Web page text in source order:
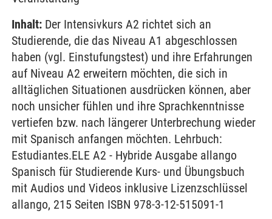
Inhalt: Der Intensivkurs A2 richtet sich an
Studierende, die das Niveau A1 abgeschlossen
haben (vgl. Einstufungstest) und ihre Erfahrungen
auf Niveau A2 erweitern möchten, die sich in
alltäglichen Situationen ausdrücken können, aber
noch unsicher fühlen und ihre Sprachkenntnisse
vertiefen bzw. nach längerer Unterbrechung wieder
mit Spanisch anfangen möchten. Lehrbuch:
Estudiantes.ELE A2 - Hybride Ausgabe allango
Spanisch für Studierende Kurs- und Übungsbuch
mit Audios und Videos inklusive Lizenzschlüssel
allango, 215 Seiten ISBN 978-3-12-515091-1